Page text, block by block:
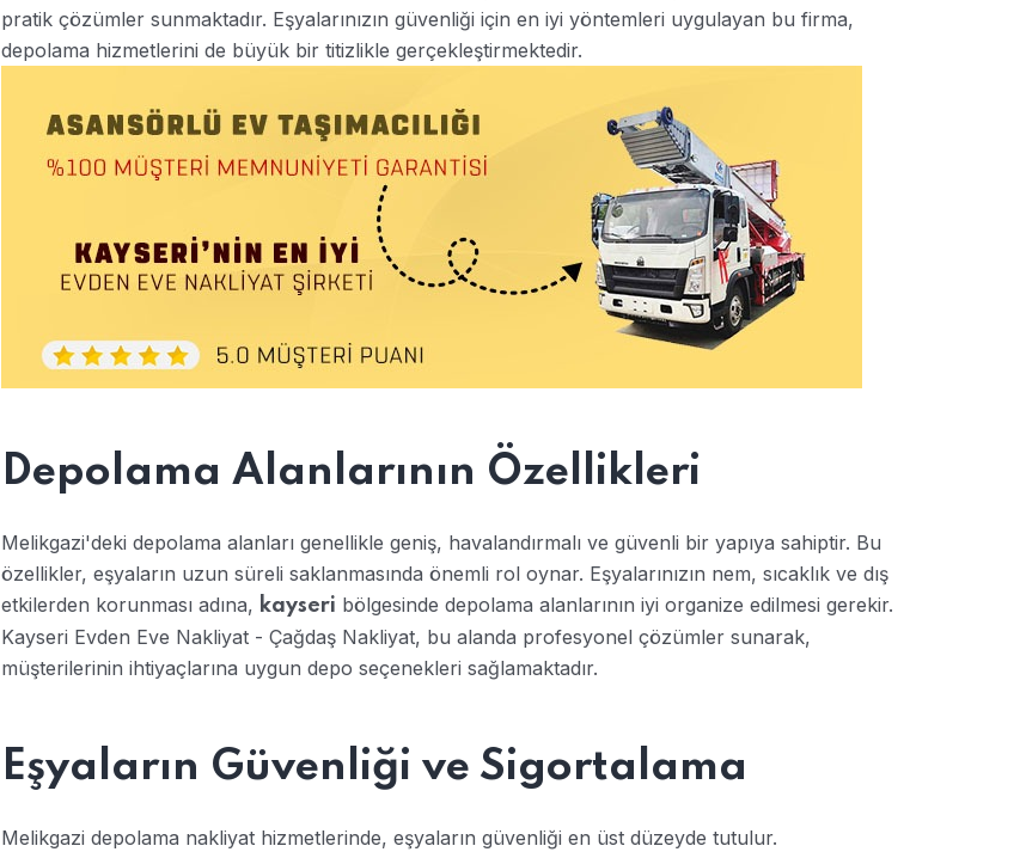
pratik çözümler sunmaktadır. Eşyalarınızın güvenliği için en iyi yöntemleri uygulayan bu firma,
depolama hizmetlerini de büyük bir titizlikle gerçekleştirmektedir.
Depolama Alanlarının Özellikleri
Melikgazi'deki depolama alanları genellikle geniş, havalandırmalı ve güvenli bir yapıya sahiptir. Bu
özellikler, eşyaların uzun süreli saklanmasında önemli rol oynar. Eşyalarınızın nem, sıcaklık ve dış
etkilerden korunması adına, kayseri bölgesinde depolama alanlarının iyi organize edilmesi gerekir.
Kayseri Evden Eve Nakliyat - Çağdaş Nakliyat, bu alanda profesyonel çözümler sunarak,
müşterilerinin ihtiyaçlarına uygun depo seçenekleri sağlamaktadır.
Eşyaların Güvenliği ve Sigortalama
Melikgazi depolama nakliyat hizmetlerinde, eşyaların güvenliği en üst düzeyde tutulur.